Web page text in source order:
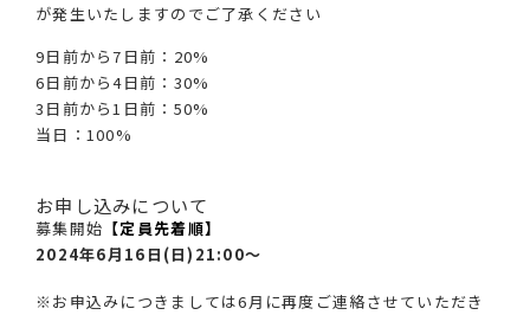
が発生いたしますのでご了承ください
9日前から7日前：20%
6日前から4日前：30%
3日前から1日前：50%
当日：100%
お申し込みについて
募集開始 【定員先着順】
2024年6月16日(日)21:00～
※お申込みにつきましては6月に再度ご連絡させていただき